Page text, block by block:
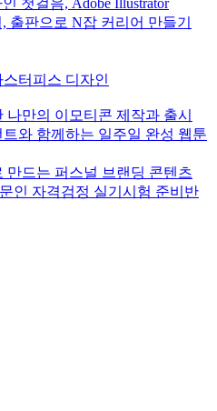
첫걸음, Adobe Illustrator
출판으로 N잡 커리어 만들기
터피스 디자인
나만의 이모티콘 제작과 출시
와 함께하는 일주일 완성 웹툰
만드는 퍼스널 브랜딩 콘텐츠
인 자격검정 실기시험 준비반